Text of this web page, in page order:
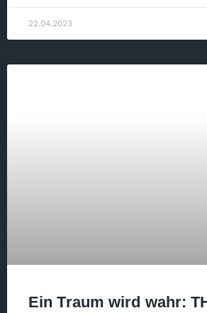
22.04.2023
Ein Traum wird wahr: